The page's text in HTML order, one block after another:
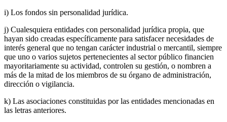
i) Los fondos sin personalidad jurídica.
j) Cualesquiera entidades con personalidad jurídica propia, que
hayan sido creadas específicamente para satisfacer necesidades de
interés general que no tengan carácter industrial o mercantil, siempre
que uno o varios sujetos pertenecientes al sector público financien
mayoritariamente su actividad, controlen su gestión, o nombren a
más de la mitad de los miembros de su órgano de administración,
dirección o vigilancia.
k) Las asociaciones constituidas por las entidades mencionadas en
las letras anteriores.